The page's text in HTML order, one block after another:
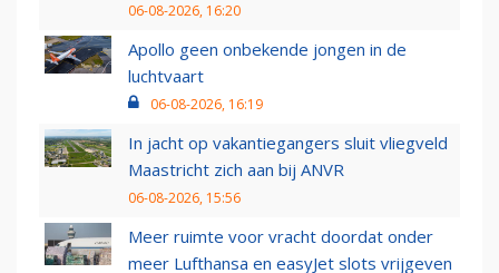
06-08-2026, 16:20
Apollo geen onbekende jongen in de
luchtvaart
06-08-2026, 16:19
In jacht op vakantiegangers sluit vliegveld
Maastricht zich aan bij ANVR
06-08-2026, 15:56
Meer ruimte voor vracht doordat onder
meer Lufthansa en easyJet slots vrijgeven